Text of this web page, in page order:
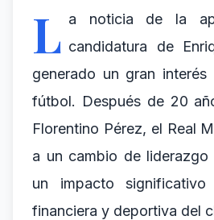
L a noticia de la
candidatura de
generado un gran
fútbol. Después de 20
Florentino Pérez, el Real
a un cambio de
un impacto
financiera y deportiva del